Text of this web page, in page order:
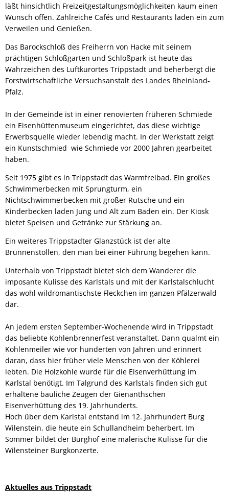
läßt hinsichtlich Freizeitgestaltungsmöglichkeiten kaum einen
Wunsch offen. Zahlreiche Cafés und Restaurants laden ein zum
Verweilen und Genießen.
Das Barockschloß des Freiherrn von Hacke mit seinem
prächtigen Schloßgarten und Schloßpark ist heute das
Wahrzeichen des Luftkurortes Trippstadt und beherbergt die
Forstwirtschaftliche Versuchsanstalt des Landes Rheinland-
Pfalz.
In der Gemeinde ist in einer renovierten früheren Schmiede
ein Eisenhüttenmuseum eingerichtet, das diese wichtige
Erwerbsquelle wieder lebendig macht. In der Werkstatt zeigt
ein Kunstschmied wie Schmiede vor 2000 Jahren gearbeitet
haben.
Seit 1975 gibt es in Trippstadt das Warmfreibad. Ein großes
Schwimmerbecken mit Sprungturm, ein
Nichtschwimmerbecken mit großer Rutsche und ein
Kinderbecken laden Jung und Alt zum Baden ein. Der Kiosk
bietet Speisen und Getränke zur Stärkung an.
Ein weiteres Trippstadter Glanzstück ist der alte
Brunnenstollen, den man bei einer Führung begehen kann.
Unterhalb von Trippstadt bietet sich dem Wanderer die
imposante Kulisse des Karlstals und mit der Karlstalschlucht
das wohl wildromantischste Fleckchen im ganzen Pfälzerwald
dar.
An jedem ersten September-Wochenende wird in Trippstadt
das beliebte Kohlenbrennerfest veranstaltet. Dann qualmt ein
Kohlenmeiler wie vor hunderten von Jahren und erinnert
daran, dass hier früher viele Menschen von der Köhlerei
lebten. Die Holzkohle wurde für die Eisenverhüttung im
Karlstal benötigt. Im Talgrund des Karlstals finden sich gut
erhaltene bauliche Zeugen der Gienanthschen
Eisenverhüttung des 19. Jahrhunderts.
Hoch über dem Karlstal entstand im 12. Jahrhundert Burg
Wilenstein, die heute ein Schullandheim beherbert. Im
Sommer bildet der Burghof eine malerische Kulisse für die
Wilensteiner Burgkonzerte.
Aktuelles aus Trippstadt